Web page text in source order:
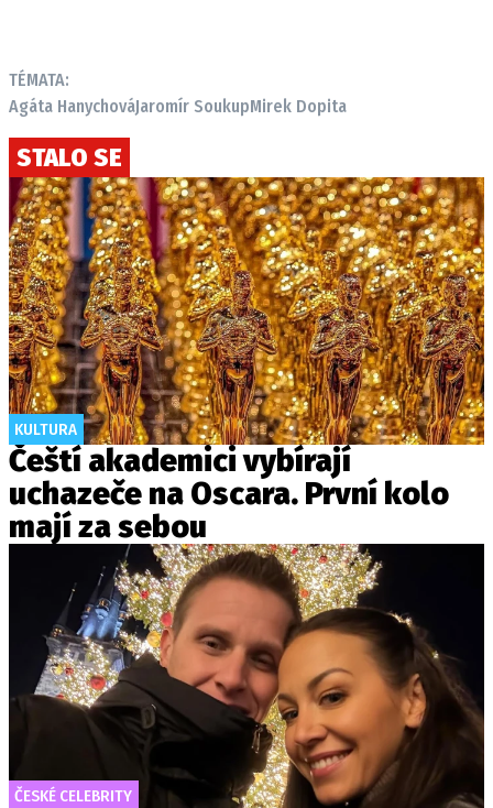
TÉMATA:
Agáta HanychováJaromír SoukupMirek Dopita
STALO SE
KULTURA
Čeští akademici vybírají
uchazeče na Oscara. První kolo
mají za sebou
ČESKÉ CELEBRITY